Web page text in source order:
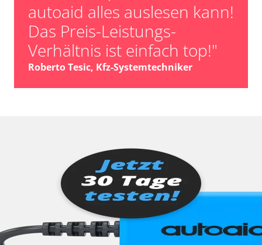
autoaid alles auslesen kann!
Das Preis-Leistungs-
Verhältnis ist einfach top!"
Roberto Tesic, Kfz-Systemtechniker